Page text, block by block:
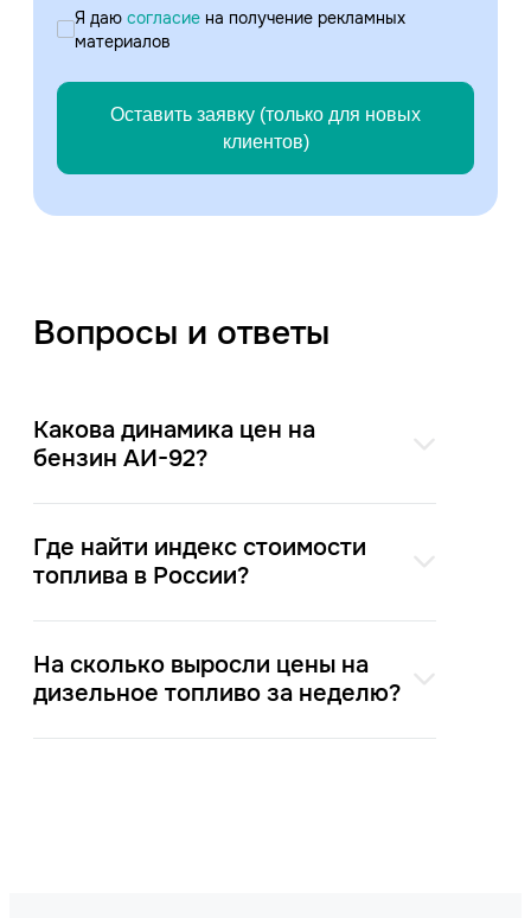
Я даю согласие на получение рекламных
материалов
Оставить заявку (только для новых
клиентов)
Вопросы и ответы
Какова динамика цен на
бензин АИ-92?
Где найти индекс стоимости
топлива в России?
На сколько выросли цены на
дизельное топливо за неделю?